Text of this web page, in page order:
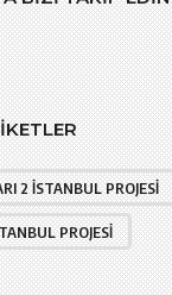
2 İSTANBUL PROJESI
PROJESI